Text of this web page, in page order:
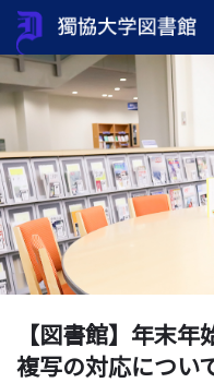
【図書館】年末
複写の対応につい